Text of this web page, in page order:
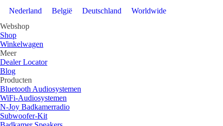
Nederland
België Deutschland
Worldwide
Webshop
Shop
Winkelwagen
Meer
Dealer Locator
Blog
Producten
Bluetooth Audiosystemen
WiFi-Audiosystemen
N-Joy Badkamerradio
Subwoofer-Kit